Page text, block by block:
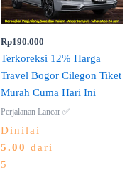
Rp190.000
Terkoreksi 12% Harga
Travel Bogor Cilegon Tiket
Murah Cuma Hari Ini
Perjalanan Lancar ✅
Dinilai
5.00 dari
5